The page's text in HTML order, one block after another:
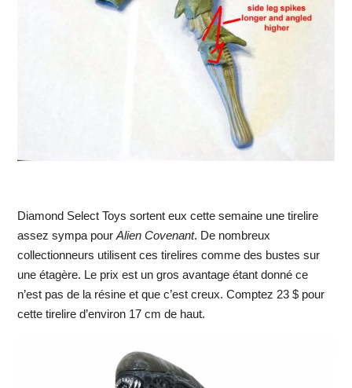
Diamond Select Toys sortent eux cette semaine une tirelire
assez sympa pour Alien Covenant. De nombreux
collectionneurs utilisent ces tirelires comme des bustes sur
une étagère. Le prix est un gros avantage étant donné ce
n’est pas de la résine et que c’est creux. Comptez 23 $ pour
cette tirelire d’environ 17 cm de haut.